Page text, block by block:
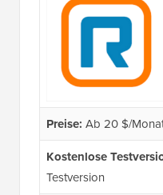
Preise: Ab 20 $/
Kostenlose
Testversion